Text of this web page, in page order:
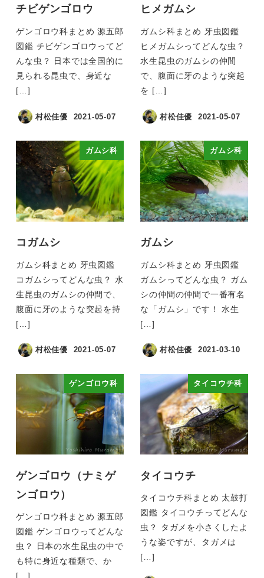
チビゲンゴロウ
ゲンゴロウ科まとめ 源五郎
図鑑 チビゲンゴロウってど
んな虫？ 日本では全国的に
見られる昆虫で、身近な
[…]
村松佳優 2021-05-07
ヒメガムシ
ガムシ科まとめ 牙虫図鑑
ヒメガムシってどんな虫？
水生昆虫のガムシの仲間
で、腹面に牙のような突起
を […]
村松佳優 2021-05-07
ガムシ科
コガムシ
ガムシ科まとめ 牙虫図鑑
コガムシってどんな虫？ 水
生昆虫のガムシの仲間で、
腹面に牙のような突起を持
[…]
村松佳優 2021-05-07
ガムシ科
ガムシ
ガムシ科まとめ 牙虫図鑑
ガムシってどんな虫？ ガム
シの仲間の仲間で一番有名
な「ガムシ」です！ 水生
[…]
村松佳優 2021-03-10
ゲンゴロウ科
ゲンゴロウ（ナミゲ
ンゴロウ）
ゲンゴロウ科まとめ 源五郎
図鑑 ゲンゴロウってどんな
虫？ 日本の水生昆虫の中で
も特に身近な種類で、か
[…]
タイコウチ科
タイコウチ
タイコウチ科まとめ 太鼓打
図鑑 タイコウチってどんな
虫？ タガメを小さくしたよ
うな姿ですが、タガメは
[…]